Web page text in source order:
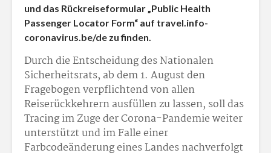
und das Rückreiseformular „Public Health
Passenger Locator Form“ auf travel.info-
coronavirus.be/de zu finden.
Durch die Entscheidung des Nationalen
Sicherheitsrats, ab dem 1. August den
Fragebogen verpflichtend von allen
Reiserückkehrern ausfüllen zu lassen, soll das
Tracing im Zuge der Corona-Pandemie weiter
unterstützt und im Falle einer
Farbcodeänderung eines Landes nachverfolgt